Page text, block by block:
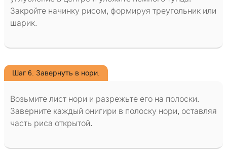
Закройте начинку рисом, формируя треугольник или
шарик.
Шаг 6. Завернуть в нори.
Возьмите лист нори и разрежьте его на полоски.
Заверните каждый онигири в полоску нори, оставляя
часть риса открытой.